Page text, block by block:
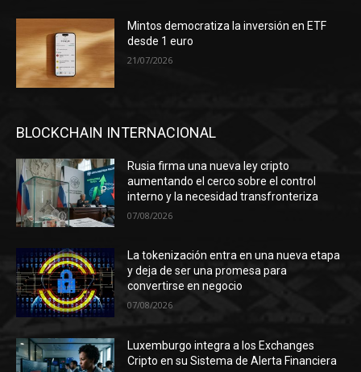
Mintos democratiza la inversión en ETF
desde 1 euro
21/07/2026
BLOCKCHAIN INTERNACIONAL
Rusia firma una nueva ley cripto
aumentando el cerco sobre el control
interno y la necesidad transfronteriza
07/08/2026
La tokenización entra en una nueva etapa
y deja de ser una promesa para
convertirse en negocio
07/08/2026
Luxemburgo integra a los Exchanges
Cripto en su Sistema de Alerta Financiera